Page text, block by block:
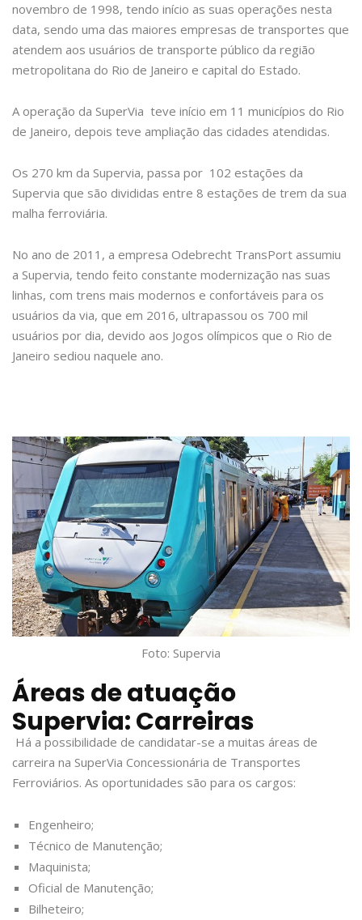
novembro de 1998, tendo início as suas operações nesta
data, sendo uma das maiores empresas de transportes que
atendem aos usuários de transporte público da região
metropolitana do Rio de Janeiro e capital do Estado.
A operação da SuperVia teve início em 11 municípios do Rio
de Janeiro, depois teve ampliação das cidades atendidas.
Os 270 km da Supervia, passa por 102 estações da
Supervia que são divididas entre 8 estações de trem da sua
malha ferroviária.
No ano de 2011, a empresa Odebrecht TransPort assumiu
a Supervia, tendo feito constante modernização nas suas
linhas, com trens mais modernos e confortáveis para os
usuários da via, que em 2016, ultrapassou os 700 mil
usuários por dia, devido aos Jogos olímpicos que o Rio de
Janeiro sediou naquele ano.
Foto: Supervia
Áreas de atuação
Supervia: Carreiras
Há a possibilidade de candidatar-se a muitas áreas de
carreira na SuperVia Concessionária de Transportes
Ferroviários. As oportunidades são para os cargos:
Engenheiro;
Técnico de Manutenção;
Maquinista;
Oficial de Manutenção;
Bilheteiro;